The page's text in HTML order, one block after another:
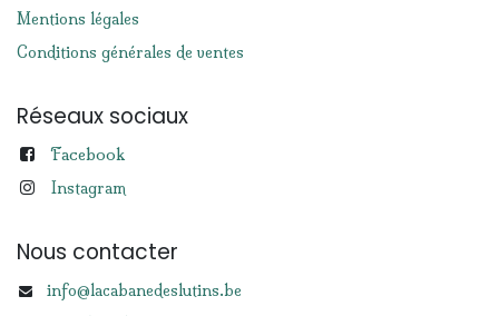
Mentions légales
Conditions générales de ventes
Réseaux sociaux
Facebook
Instagram
Nous contacter
info@lacabanedeslutins.be